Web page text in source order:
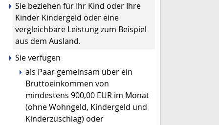
Sie beziehen für Ihr Kind oder Ihre
Kinder Kindergeld oder eine
vergleichbare Leistung zum Beispiel
aus dem Ausland.
Sie verfügen
als Paar gemeinsam über ein
Bruttoeinkommen von
mindestens 900,00 EUR im Monat
(ohne Wohngeld, Kindergeld und
Kinderzuschlag) oder